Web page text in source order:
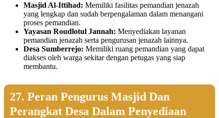
Masjid Al-Ittihad: Memiliki fasilitas pemandian jenazah
yang lengkap dan sudah berpengalaman dalam menangani
proses pemandian.
Yayasan Roudlotul Jannah: Menyediakan layanan
pemandian jenazah serta pengurusan jenazah lainnya.
Desa Sumberrejo: Memiliki ruang pemandian yang dapat
diakses oleh warga sekitar dengan petugas yang siap
membantu.
27. Peran Pengurus Masjid Dan
Perangkat Desa Dalam Penyediaan